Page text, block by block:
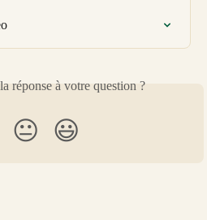
réponse à votre question ?
😐 😃